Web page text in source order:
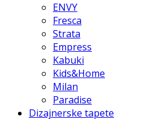
ENVY
Fresca
Strata
Empress
Kabuki
Kids&Home
Milan
Paradise
Dizajnerske tapete